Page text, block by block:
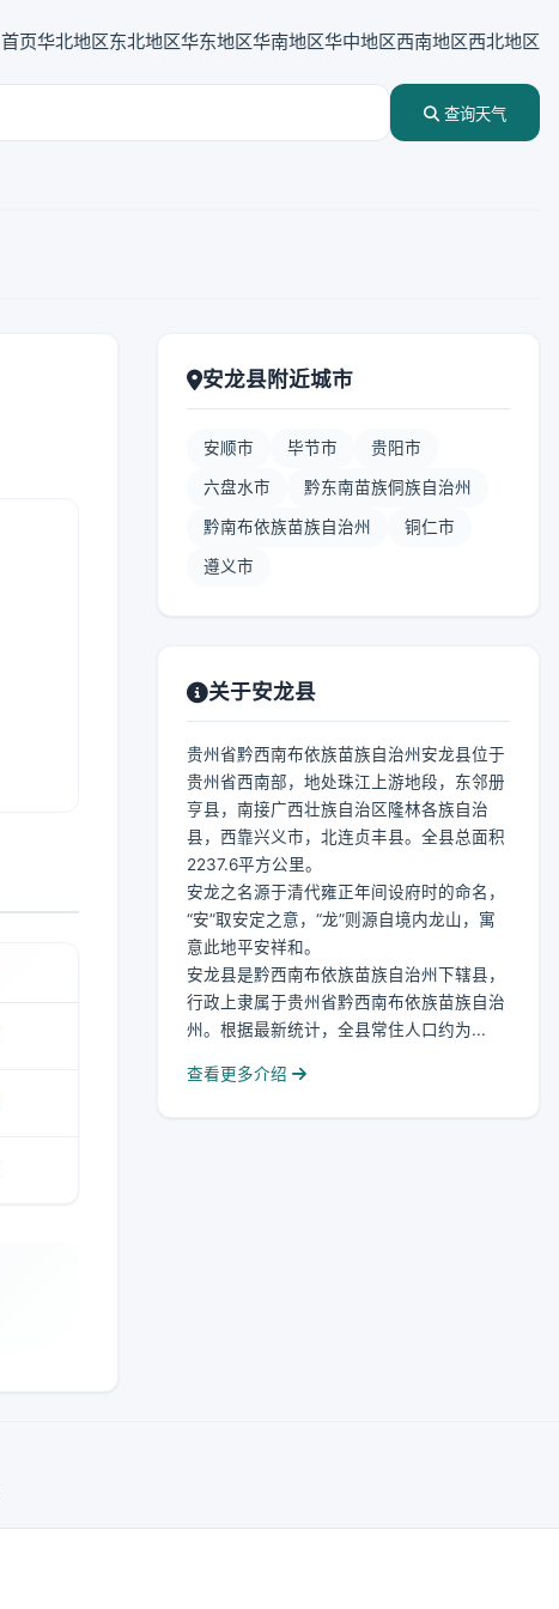
首页华北地区东北地区华东地区华南地区华中地区西南地区西北地区
查询天气
安龙县附近城市
安顺市 毕节市 贵阳市
六盘水市 黔东南苗族侗族自治州
黔南布依族苗族自治州 铜仁市
遵义市
关于安龙县
贵州省黔西南布依族苗族自治州安龙县位于
贵州省西南部，地处珠江上游地段，东邻册
亨县，南接广西壮族自治区隆林各族自治
县，西靠兴义市，北连贞丰县。全县总面积
2237.6平方公里。
安龙之名源于清代雍正年间设府时的命名，
“安”取安定之意，“龙”则源自境内龙山，寓
意此地平安祥和。
安龙县是黔西南布依族苗族自治州下辖县，
行政上隶属于贵州省黔西南布依族苗族自治
州。根据最新统计，全县常住人口约为...
查看更多介绍